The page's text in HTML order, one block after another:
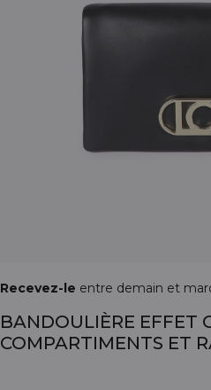
Recevez-le entre demain et
BANDOULIÈRE EFFET
COMPARTIMENTS ET